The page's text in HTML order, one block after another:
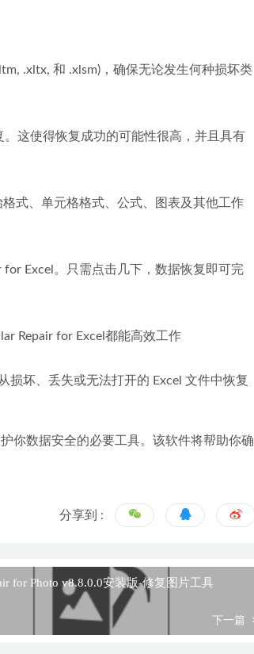
.xltx, 和 .xlsm)，确保无论发生何种损坏类
这使得恢复成功的可能性很高，并且具有
式、单元格格式、公式、图表及其他工作
Excel。只需点击几下，数据恢复即可完
Repair for Excel都能高效工作
损坏、丢失或无法打开的 Excel 文件中恢复
你数据安全的必要工具。该软件将帮助你确
分享到 :
for Photo v8.8.0.0安装版-修复图片工具
下一篇